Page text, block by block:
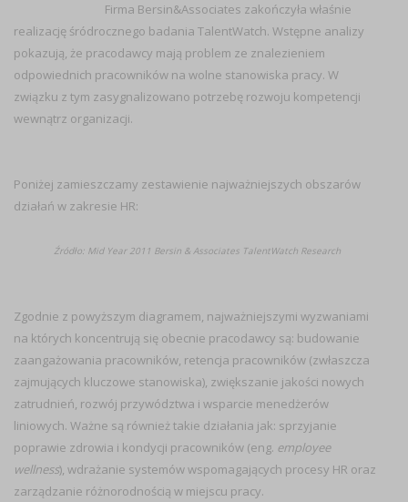
Firma Bersin&Associates zakończyła właśnie
realizację śródrocznego badania TalentWatch. Wstępne analizy
pokazują, że pracodawcy mają problem ze znalezieniem
odpowiednich pracowników na wolne stanowiska pracy. W
związku z tym zasygnalizowano potrzebę rozwoju kompetencji
wewnątrz organizacji.
Poniżej zamieszczamy zestawienie najważniejszych obszarów
działań w zakresie HR:
Źródło: Mid Year 2011 Bersin & Associates TalentWatch Research
Zgodnie z powyższym diagramem, najważniejszymi wyzwaniami
na których koncentrują się obecnie pracodawcy są: budowanie
zaangażowania pracowników, retencja pracowników (zwłaszcza
zajmujących kluczowe stanowiska), zwiększanie jakości nowych
zatrudnień, rozwój przywództwa i wsparcie menedżerów
liniowych. Ważne są również takie działania jak: sprzyjanie
poprawie zdrowia i kondycji pracowników (eng. employee
wellness), wdrażanie systemów wspomagających procesy HR oraz
zarządzanie różnorodnością w miejscu pracy.